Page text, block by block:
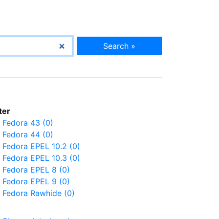
Search »
Fedora 43 (0)
Fedora 44 (0)
Fedora EPEL 10.2 (0)
Fedora EPEL 10.3 (0)
Fedora EPEL 8 (0)
Fedora EPEL 9 (0)
Fedora Rawhide (0)